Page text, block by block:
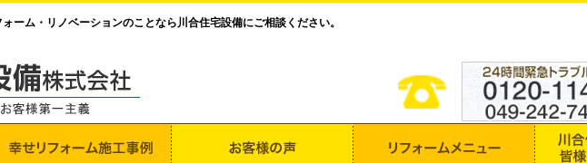
ーム・リノベーションのことなら川合住宅設備にご相談ください。